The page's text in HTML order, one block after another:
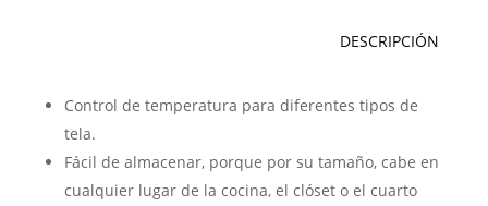
DESCRIPCIÓN
Control de temperatura para diferentes tipos de
tela.
Fácil de almacenar, porque por su tamaño, cabe en
cualquier lugar de la cocina, el clóset o el cuarto